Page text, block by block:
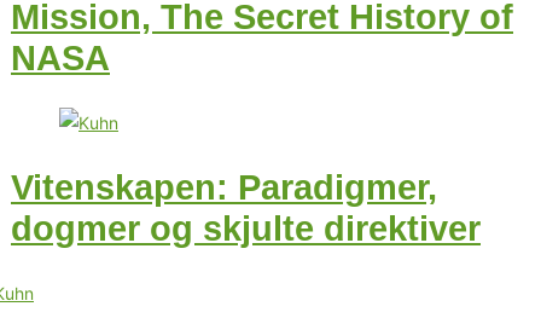
Mission, The Secret History of
NASA
Vitenskapen: Paradigmer,
dogmer og skjulte direktiver